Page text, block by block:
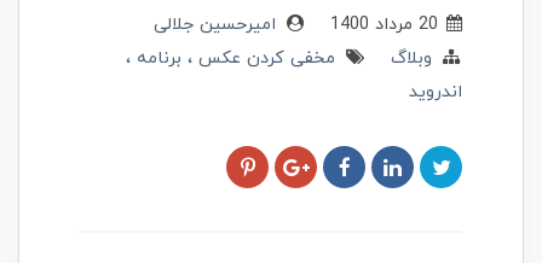
امیرحسین جلالی
وبلاگ
مخفی کردن عکس
برنامه
اندروید